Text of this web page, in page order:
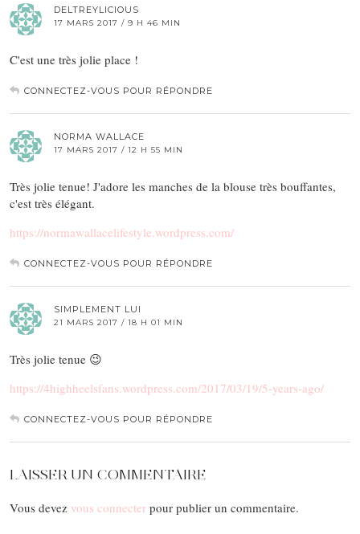
DELTREYLICIOUS
17 MARS 2017 / 9 H 46 MIN
C'est une très jolie place !
CONNECTEZ-VOUS POUR RÉPONDRE
NORMA WALLACE
17 MARS 2017 / 12 H 55 MIN
Très jolie tenue! J'adore les manches de la blouse très bouffantes,
c'est très élégant.
https://normawallacelifestyle.wordpress.com/
CONNECTEZ-VOUS POUR RÉPONDRE
SIMPLEMENT LUI
21 MARS 2017 / 18 H 01 MIN
Très jolie tenue 😉
https://4highheelsfans.wordpress.com/2017/03/19/5-years-ago/
CONNECTEZ-VOUS POUR RÉPONDRE
LAISSER UN COMMENTAIRE
Vous devez vous connecter pour publier un commentaire.